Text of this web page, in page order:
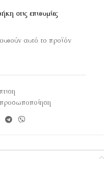
στις επιθυμίες
αυτό το προϊόν